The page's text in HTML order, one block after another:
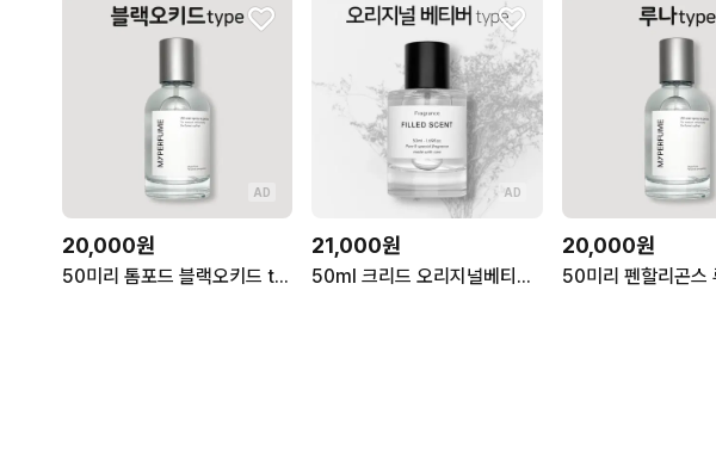
AD
20,000원
50미리 톰포드 블랙오키드 type 마이퍼퓸 재현향스프레이
AD
21,000원
50ml 크리드 오리지널베티버 type 필드센트 재현향스프레이
20,000원